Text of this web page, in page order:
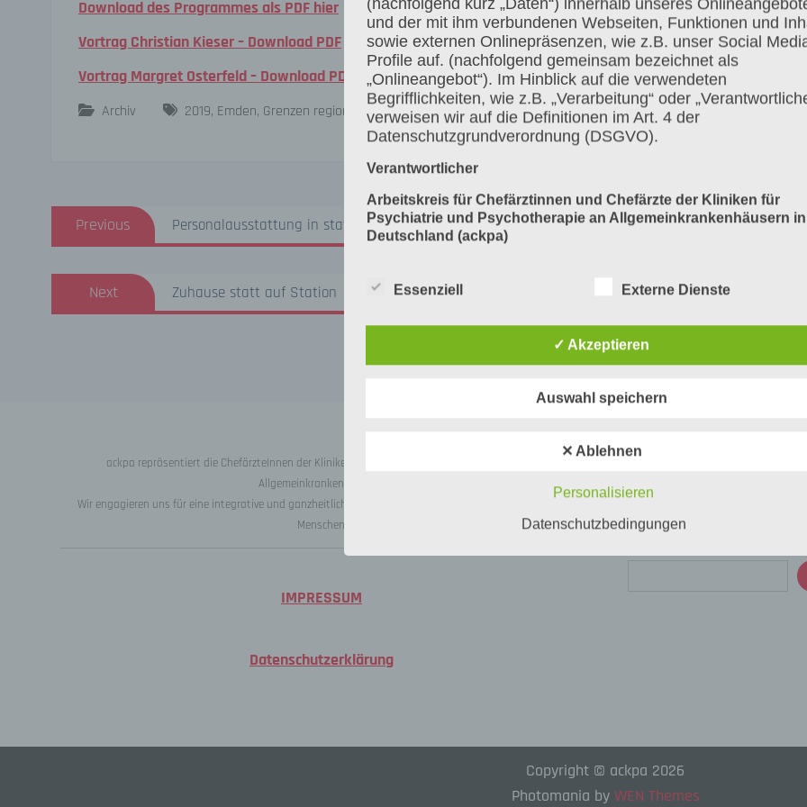
Download des Programmes als PDF hier
Vortrag Christian Kieser – Download PDF
Vortrag Margret Osterfeld – Download PDF
Archiv 2019, Emden, Grenzen regionaler Verantwortung, Jahrestagung,regionale Verantwortung
Beitragsnavigation
Previous
post:
Personalausstattung in stationären psychiatrischen Einrichtungen
Next
Next
post:
Zuhause statt auf Station
ackpa repräsentiert die ChefärzteInnen der Kliniken für Psychiatrie und Psychotherapie an
Allgemeinkrankenhäusern.
Wir engagieren uns für eine integrative und ganzheitliche Krankenhausbehandlung psychisch kranker
Menschen.
IMPRESSUM
Datenschutzerklärung
Archiv
Archiv
Copyright © ackpa 2026
Photomania by WEN Themes
(nachfolgend kurz „Daten“) innerhalb unseres
und der mit ihm verbundenen Webseiten, Funktionen und
sowie externen Onlinepräsenzen, wie z.B. unser Social
Profile auf. (nachfolgend gemeinsam bezeichnet als
„Onlineangebot“). Im Hinblick auf die verwendeten
Begrifflichkeiten, wie z.B. „Verarbeitung“ oder
verweisen wir auf die Definitionen im Art. 4 der
Datenschutzgrundverordnung (DSGVO).
Verantwortlicher
Arbeitskreis für Chefärztinnen und Chefärzte der Kliniken für
Psychiatrie und Psychotherapie an Allgemeinkrankenhäusern in
Deutschland (ackpa)
Dr. med. Bettina Wilms
Carl-von-Basedow-Klinikum Saalekreis gGmbH
Vor dem Nebraer Tor 11
b.wilms(at)klinikum-saalekreis.de
– Meta-/Kommunikationsdaten (z.B., Geräte-Informationen, IP-
die betroffenen Personen zusammenfassend auch als „Nutzer“).
Zweck der Verarbeitung
Essenziell Externe Dienste
✓ Akzeptieren
Auswahl speichern
✕ Ablehnen
Personalisieren
Datenschutzbedingungen